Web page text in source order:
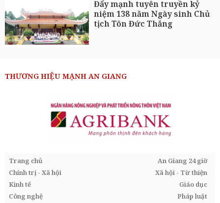
Đẩy mạnh tuyên truyền kỷ
niệm 138 năm Ngày sinh Chủ
tịch Tôn Đức Thắng
THƯƠNG HIỆU MẠNH AN GIANG
Trang chủ
An Giang 24 giờ
Chính trị - Xã hội
Xã hội - Từ thiện
Kinh tế
Giáo dục
Công nghệ
Pháp luật